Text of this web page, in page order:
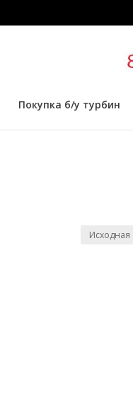
Покупка б/у турбин